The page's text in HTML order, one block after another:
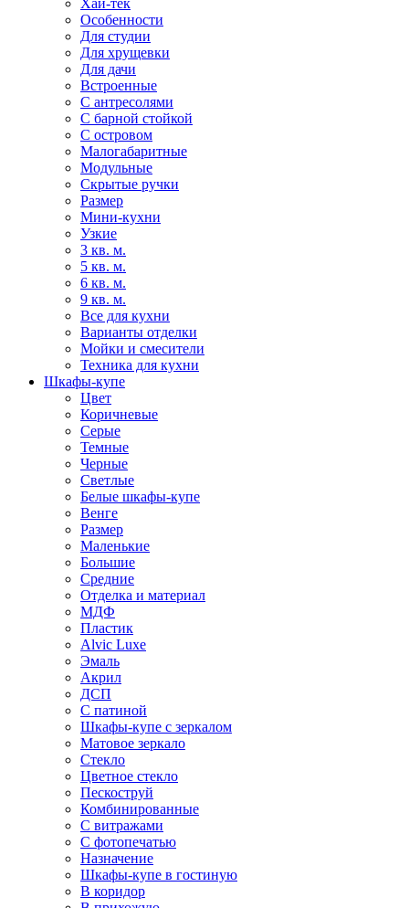
Хай-тек
Особенности
Для студии
Для хрущевки
Для дачи
Встроенные
С антресолями
С барной стойкой
С островом
Малогабаритные
Модульные
Скрытые ручки
Размер
Мини-кухни
Узкие
3 кв. м.
5 кв. м.
6 кв. м.
9 кв. м.
Все для кухни
Варианты отделки
Мойки и смесители
Техника для кухни
Шкафы-купе
Цвет
Коричневые
Серые
Темные
Черные
Светлые
Белые шкафы-купе
Венге
Размер
Маленькие
Большие
Средние
Отделка и материал
МДФ
Пластик
Alvic Luxe
Эмаль
Акрил
ДСП
С патиной
Шкафы-купе с зеркалом
Матовое зеркало
Стекло
Цветное стекло
Пескоструй
Комбинированные
С витражами
С фотопечатью
Назначение
Шкафы-купе в гостиную
В коридор